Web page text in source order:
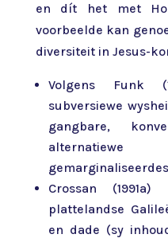
en dít het met
voorbeelde kan
diversiteit in Jesus-
Volgens Funk
subversiewe
gangbare,
alternatiewe
Crossan
plattelandse
en dade (sy